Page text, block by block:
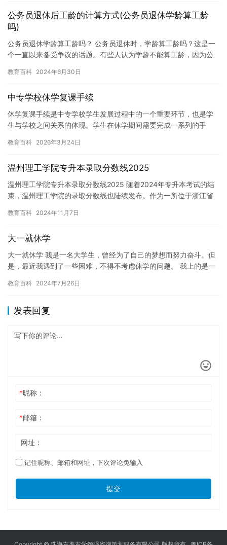
公务员退休后工龄的计算方式(公务员退休学龄算工龄
吗)
公务员退休学龄算工龄吗？ 公务员退休时，学龄算工龄吗？这是一
个一直以来备受争议的话题。有些人认为学龄不能算工龄，因为公
的一…
教育百科 2024年6月30日
中专学校休学复课手续
休学复课手续是中专学校学生发展过程中的一个重要环节，也是学
生与学校之间关系的体现。学生在休学期间需要完成一系列的手
手续的相…
教育百科 2026年3月24日
温州理工学院专升本录取分数线2025
温州理工学院专升本录取分数线2025 随着2024年专升本考试的结
束，温州理工学院的录取分数线也陆续发布。作为一所位于浙江省
教育百科 2024年11月7日
大一就休学
大一就休学 我是一名大学生，曾经为了自己的梦想而努力奋斗。但
是，最近我遇到了一些困难，不得不考虑休学的问题。 我上的是一
那…
教育百科 2024年7月26日
发表回复
*昵称：
*邮箱：
网址：
记住昵称、邮箱和网址，下次评论免输入
提交